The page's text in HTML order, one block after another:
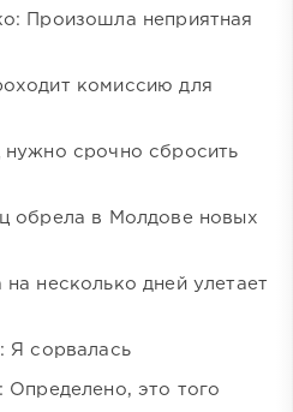
Произошла неприятная
комиссию для
нужно срочно сбросить
обрела в Молдове новых
несколько дней улетает
Я сорвалась
Определено, это того